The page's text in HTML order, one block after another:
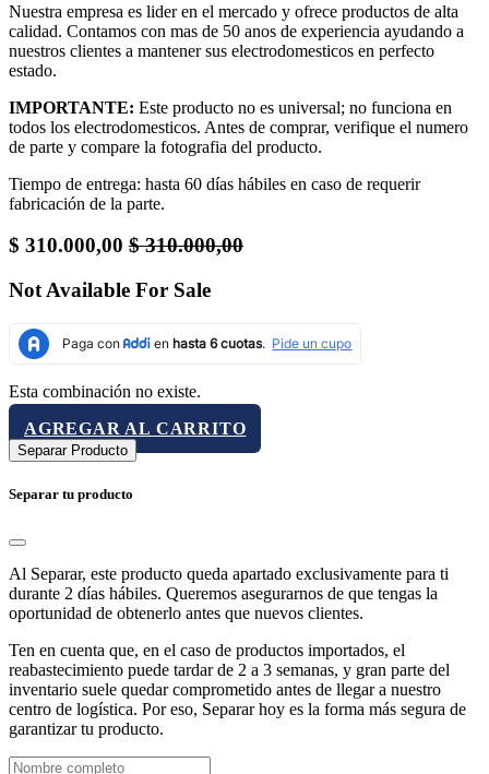
Nuestra empresa es lider en el mercado y ofrece productos de alta
calidad. Contamos con mas de 50 anos de experiencia ayudando a
nuestros clientes a mantener sus electrodomesticos en perfecto
estado.
IMPORTANTE: Este producto no es universal; no funciona en
todos los electrodomesticos. Antes de comprar, verifique el numero
de parte y compare la fotografia del producto.
Tiempo de entrega: hasta 60 días hábiles en caso de requerir
fabricación de la parte.
$ 310.000,00 $310.000,00
Not Available For Sale
Esta combinación no existe.
AGREGAR AL CARRITO
Separar Producto
Separar tu producto
Al Separar, este producto queda apartado exclusivamente para ti
durante 2 días hábiles. Queremos asegurarnos de que tengas la
oportunidad de obtenerlo antes que nuevos clientes.
Ten en cuenta que, en el caso de productos importados, el
reabastecimiento puede tardar de 2 a 3 semanas, y gran parte del
inventario suele quedar comprometido antes de llegar a nuestro
centro de logística. Por eso, Separar hoy es la forma más segura de
garantizar tu producto.